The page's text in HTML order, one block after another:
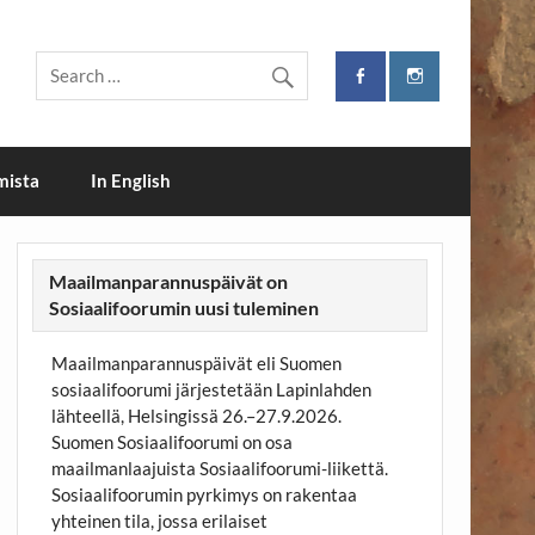
In English
Maailmanparannuspäivät on
Sosiaalifoorumin uusi tuleminen
Maailmanparannuspäivät eli Suomen
sosiaalifoorumi järjestetään Lapinlahden
lähteellä, Helsingissä 26.–27.9.2026.
Suomen Sosiaalifoorumi on osa
maailmanlaajuista Sosiaalifoorumi-liikettä.
Sosiaalifoorumin pyrkimys on rakentaa
yhteinen tila, jossa erilaiset